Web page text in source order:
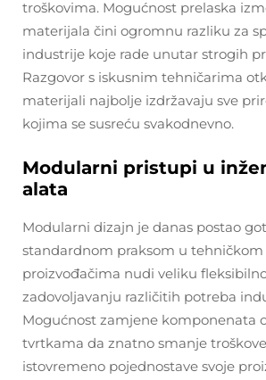
troškovima. Mogućnost prelaska
materijala čini ogromnu razliku za
industrije koje rade unutar strogih
Razgovor s iskusnim tehničarima
materijali najbolje izdržavaju sve
kojima se susreću svakodnevno.
Modularni pristupi u
alata
Modularni dizajn je danas postao
standardnom praksom u
proizvođačima nudi veliku
zadovoljavanju različitih potreba
Mogućnost zamjene komponenata
tvrtkama da znatno smanje
istovremeno pojednostave svoje